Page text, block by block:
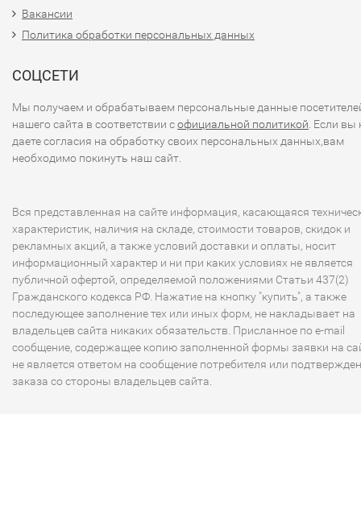
Вакансии
Политика обработки персональных данных
СОЦСЕТИ
Мы получаем и обрабатываем персональные данные
нашего сайта в соответствии софициальной политикой . Если вы
даете согласия на обработку своих персональных данных,вам
необходимо покинуть наш сайт.
Вся представленная на сайте информация, касающаяся
характеристик, наличия на складе, стоимости товаров, скидок и
рекламных акций, а также условий доставки и оплаты, носит
информационный характер и ни при каких условиях не является
публичной офертой, определяемой положениями Статьи 437(2)
Гражданского кодекса РФ. Нажатие на кнопку "купить", а также
последующее заполнение тех или иных форм, не накладывает на
владельцев сайта никаких обязательств. Присланное по e-mail
сообщение, содержащее копию заполненной формы заявки на
не является ответом на сообщение потребителя или
заказа со стороны владельцев сайта.